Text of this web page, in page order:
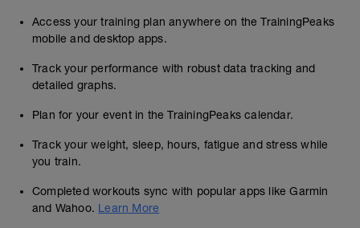
Access your training plan anywhere on the TrainingPeaks
mobile and desktop apps.
Track your performance with robust data tracking and
detailed graphs.
Plan for your event in the TrainingPeaks calendar.
Track your weight, sleep, hours, fatigue and stress while
you train.
Completed workouts sync with popular apps like Garmin
and Wahoo. Learn More